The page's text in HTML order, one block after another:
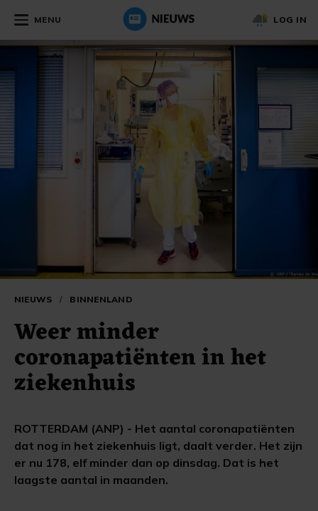
MENU LOG IN
NIEUWS / BINNENLAND
Weer minder
coronapatiënten in het
ziekenhuis
ROTTERDAM (ANP) - Het aantal coronapatiënten
dat nog in het ziekenhuis ligt, daalt verder. Het zijn
er nu 178, elf minder dan op dinsdag. Dat is het
laagste aantal in maanden.